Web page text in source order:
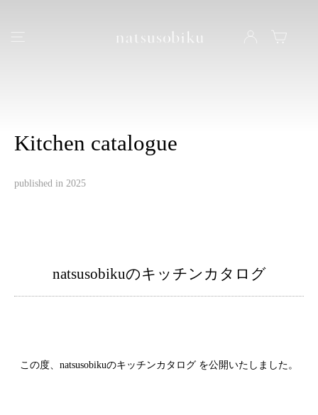
natsusobiku
Kitchen catalogue
published in 2025
natsusobikuのキッチンカタログ
この度、natsusobikuのキッチンカタログ を公開いたしました。